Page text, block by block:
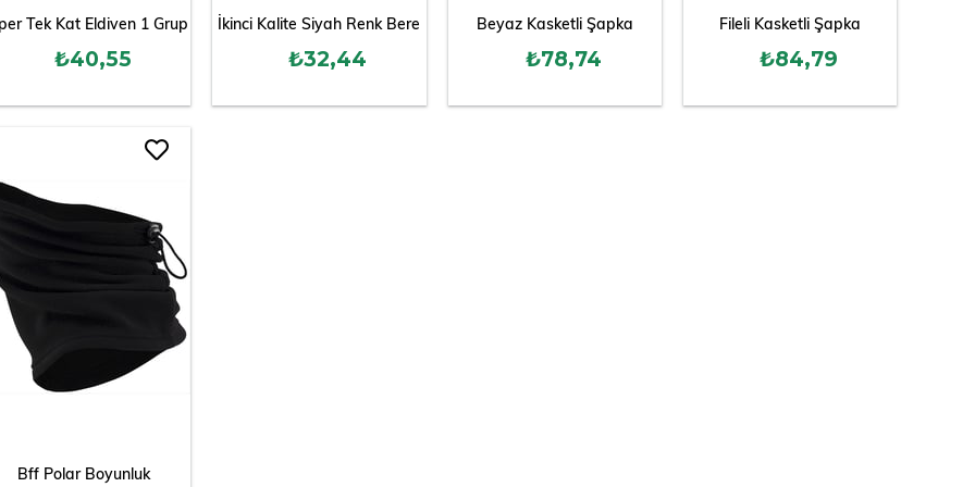
Tek Kat Eldiven 1 Grup
₺40,55
İkinci Kalite Siyah Renk Bere
₺32,44
Beyaz Kasketli Şapka
₺78,74
Fileli Kasketli Şapka
₺84,79
Bff Polar Boyunluk